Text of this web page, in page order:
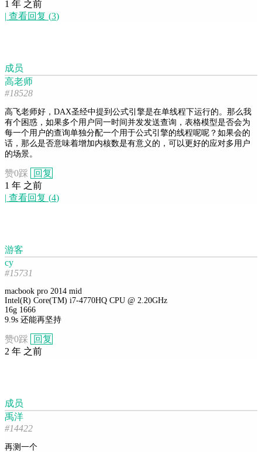
1 年 之前
| 查看回复 (3)
成员
高老师
#18528
高飞老师好，DAX圣经中提到公式引擎是在单线程下运行的。那么我
有个困惑，如果多个用户同一时间并发发送查询，表格模型是否会为
每一个用户的查询单独分配一个用于公式引擎的线程呢呢？如果会的
话，那么是否意味着增加内核数是有意义的，可以更好的应对多用户
的场景。
赞0踩
回复
1 年 之前
| 查看回复 (4)
游客
cy
#15731
macbook pro 2014 mid
Intel(R) Core(TM) i7-4770HQ CPU @ 2.20GHz
16g 1666
9.9s 还能再坚持
赞0踩
回复
2 年 之前
成员
禹洋
#14422
再测一个